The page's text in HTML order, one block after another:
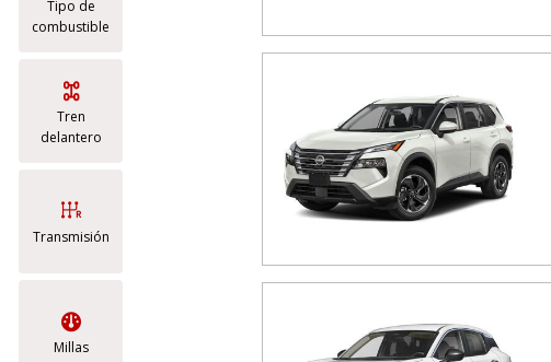
[7]
Tipo de
combustible
Tren
delantero
Transmisión
Millas